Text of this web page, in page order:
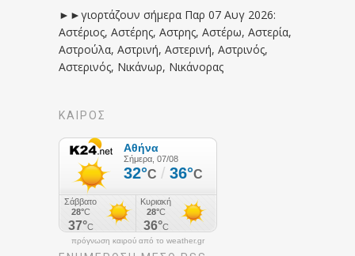
►►γιορτάζουν σήμερα Παρ 07 Αυγ 2026:
Αστέριος, Αστέρης, Αστρης, Αστέρω, Αστερία,
Αστρούλα, Αστρινή, Αστερινή, Αστρινός,
Αστερινός, Νικάνωρ, Νικάνορας
ΚΑΙΡΟΣ
πρόγνωση καιρού από το weather.gr